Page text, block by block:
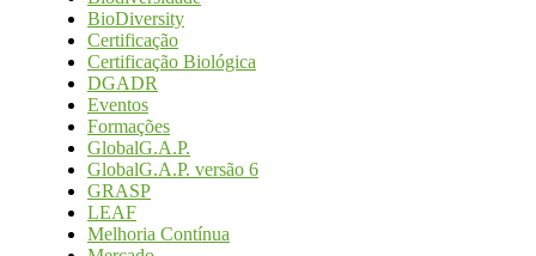
BioDiversity
Certificação
Certificação Biológica
DGADR
Eventos
Formações
GlobalG.A.P.
GlobalG.A.P. versão 6
GRASP
LEAF
Melhoria Contínua